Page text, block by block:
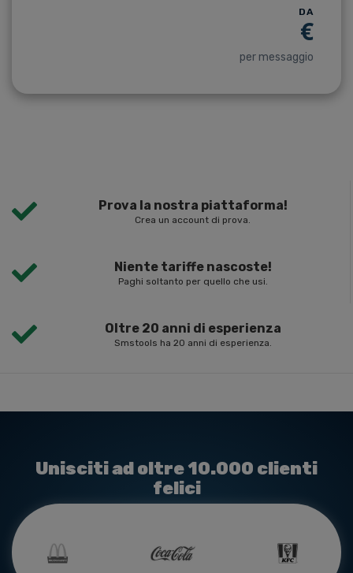
DA
€
per messaggio
Prova la nostra piattaforma!
Crea un account di prova.
Niente tariffe nascoste!
Paghi soltanto per quello che usi.
Oltre 20 anni di esperienza
Smstools ha 20 anni di esperienza.
Unisciti ad oltre 10.000 clienti
felici